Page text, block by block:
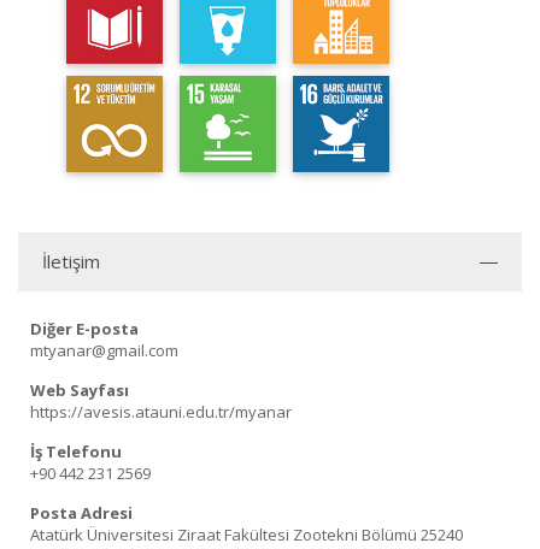
İletişim
Diğer E-posta
mtyanar@gmail.com
Web Sayfası
https://avesis.atauni.edu.tr/myanar
İş Telefonu
+90 442 231 2569
Posta Adresi
Atatürk Üniversitesi Ziraat Fakültesi Zootekni Bölümü 25240